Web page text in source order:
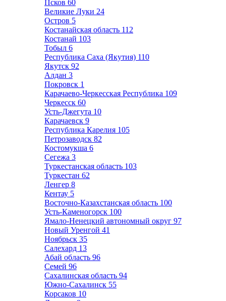
Псков 60
Великие Луки 24
Остров 5
Костанайская область 112
Костанай 103
Тобыл 6
Республика Саха (Якутия) 110
Якутск 92
Алдан 3
Покровск 1
Карачаево-Черкесская Республика 109
Черкесск 60
Усть-Джегута 10
Карачаевск 9
Республика Карелия 105
Петрозаводск 82
Костомукша 6
Сегежа 3
Туркестанская область 103
Туркестан 62
Ленгер 8
Кентау 5
Восточно-Казахстанская область 100
Усть-Каменогорск 100
Ямало-Ненецкий автономный округ 97
Новый Уренгой 41
Ноябрьск 35
Салехард 13
Абай область 96
Семей 96
Сахалинская область 94
Южно-Сахалинск 55
Корсаков 10